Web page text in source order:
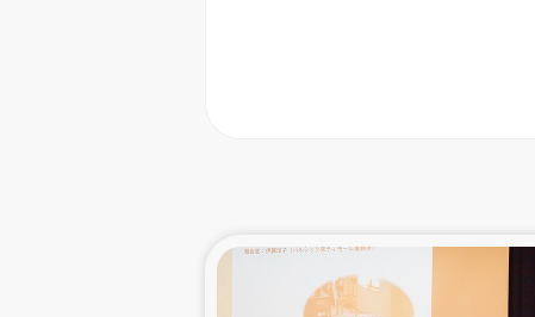
東ティモ
スリラン